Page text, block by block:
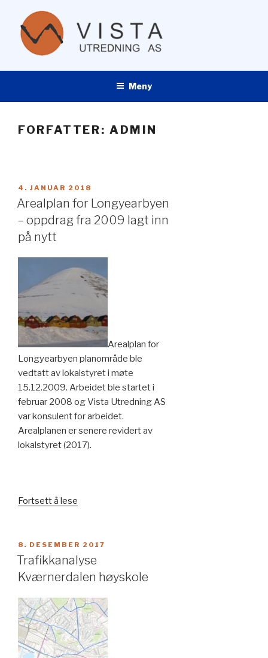
innhold
VISTA UTREDNING AS
Meny
FORFATTER: ADMIN
PUBLISERT
4. JANUAR 2018
Arealplan for Longyearbyen
– oppdrag fra 2009 lagt inn
på nytt
Arealplan for
Longyearbyen planområde ble
vedtatt av lokalstyret i møte
15.12.2009. Arbeidet ble startet i
februar 2008 og Vista Utredning AS
var konsulent for arbeidet.
Arealplanen er senere revidert av
lokalstyret (2017).
Fortsett å lese
–
oppdrag
fra
lagt
inn
på
nytt»
PUBLISERT
8. DESEMBER 2017
Trafikkanalyse
Kværnerdalen høyskole